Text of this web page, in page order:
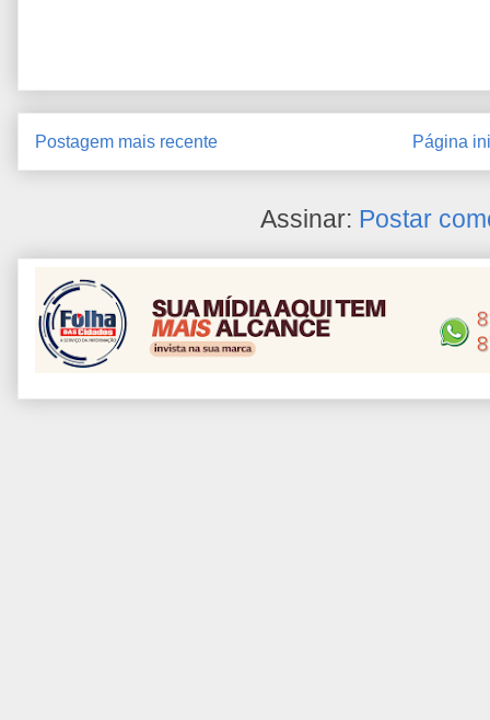
Postagem mais recente Página
Assinar: Postar